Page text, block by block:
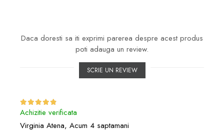
Daca doresti sa iti exprimi parerea despre acest produs
poti adauga un review.
SCRIE UN REVIEW
Achizitie verificata
Virginia Atena, Acum 4 saptamani